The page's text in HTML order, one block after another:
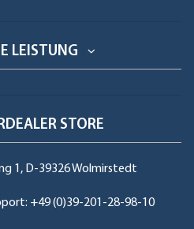
LEISTUNG
STORE
1, D-39326 Wolmirstedt
+49 (0)39-201-28-98-10